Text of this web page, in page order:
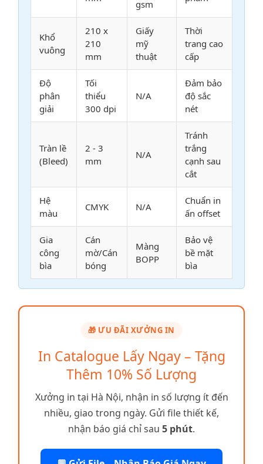
gsm
Khổ
vuông
210 x
210
mm
Giấy
mỹ
thuật
Thời
trang cao
cấp
Độ
phân
giải
Tối
thiểu
300 dpi
N/A
Đảm bảo
độ sắc
nét
Tràn lề
(Bleed)
2 - 3
mm
N/A
Tránh
trắng
cạnh sau
cắt
Hệ
màu
CMYK N/A
Chuẩn in
ấn offset
Gia
công
bìa
Cán
mờ/Cán
bóng
Màng
BOPP
Bảo vệ
bề mặt
bìa
🎁 ƯU ĐÃI XƯỞNG IN
In Catalogue Lấy Ngay – Tặng
Thêm 10% Số Lượng
Xưởng in tại Hà Nội, nhận in số lượng ít đến
nhiều, giao trong ngày. Gửi file thiết kế,
nhận báo giá chỉ sau 5 phút.